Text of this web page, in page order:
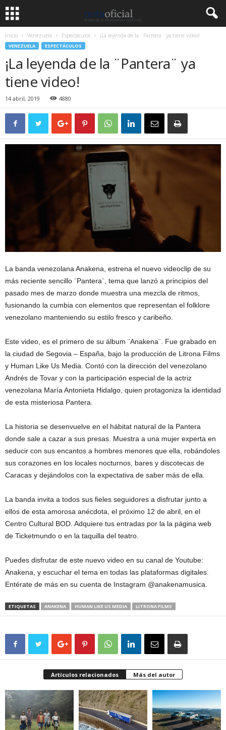
Inicio Venezuela Espectáculos ¡La leyenda de la ¨Pantera¨ ya tiene video!
VENEZUELA ESPECTÁCULOS
¡La leyenda de la ¨Pantera¨ ya
tiene video!
14 abril, 2019 4880
La banda venezolana Anakena, estrena el nuevo videoclip de su
más reciente sencillo ¨Pantera¨, tema que lanzó a principios del
pasado mes de marzo donde muestra una mezcla de ritmos,
fusionando la cumbia con elementos que representan el folklore
venezolano manteniendo su estilo fresco y caribeño.
Este video, es el primero de su álbum ¨Anakena¨. Fue grabado en
la ciudad de Segovia – España, bajo la producción de Litrona Films
y Human Like Us Media. Contó con la dirección del venezolano
Andrés de Tovar y con la participación especial de la actriz
venezolana María Antonieta Hidalgo, quien protagoniza la identidad
de esta misteriosa Pantera.
La historia se desenvuelve en el hábitat natural de la Pantera
donde sale a cazar a sus presas. Muestra a una mujer experta en
seducir con sus encantos a hombres menores que ella, robándoles
sus corazones en los locales nocturnos, bares y discotecas de
Caracas y dejándolos con la expectativa de saber más de ella.
La banda invita a todos sus fieles seguidores a disfrutar junto a
ellos de esta amorosa anécdota, el próximo 12 de abril, en el
Centro Cultural BOD. Adquiere tus entradas por la la página web
de Ticketmundo o en la taquilla del teatro.
Puedes disfrutar de este nuevo video en su canal de Youtube:
Anakena, y escuchar el tema en todas las plataformas digitales.
Entérate de más en su cuenta de Instagram @anakenamusica.
ETIQUETAS ANAKENA HUMAN LIKE US MEDIA LITRONA FILMS
Artículos relacionados Más del autor